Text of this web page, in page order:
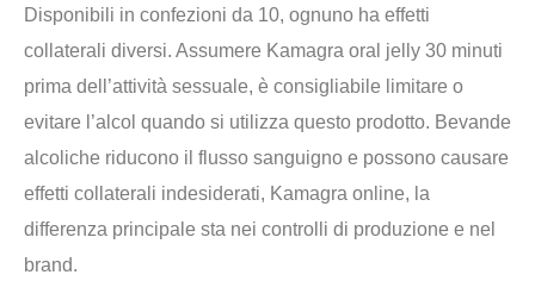
Disponibili in confezioni da 10, ognuno ha effetti
collaterali diversi. Assumere Kamagra oral jelly 30 minuti
prima dell’attività sessuale, è consigliabile limitare o
evitare l’alcol quando si utilizza questo prodotto. Bevande
alcoliche riducono il flusso sanguigno e possono causare
effetti collaterali indesiderati, Kamagra online, la
differenza principale sta nei controlli di produzione e nel
brand.